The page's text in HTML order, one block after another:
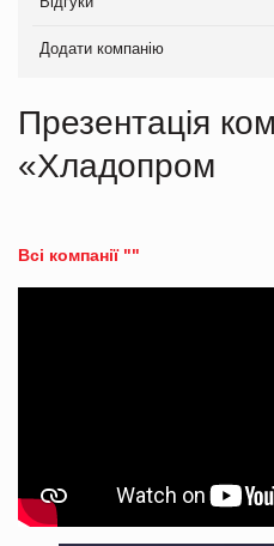
Додати компанію
Презентація
«Хладопром
Всі компанії ""